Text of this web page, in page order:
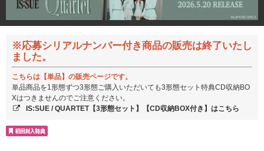
※応募シリアルナンバー付き商品の販売は終了いたし
ました。
こちらは【単品】の販売ページです。
単品商品を1形態ずつ3形態ご購入いただいても3形態セット特典CD収納BO
Xはつきませんのでご注意ください。
IS:SUE / QUARTET【3形態セット】【CD収納BOX付き】はこちら